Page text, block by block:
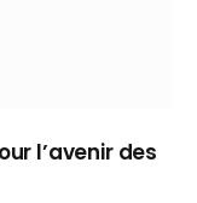
l’avenir des